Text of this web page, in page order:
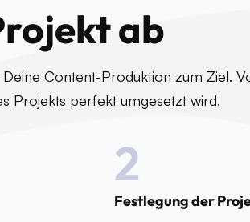
ab
Content-Produktion zum Ziel.
Projekts perfekt umgesetzt wird.
2
Festlegung der